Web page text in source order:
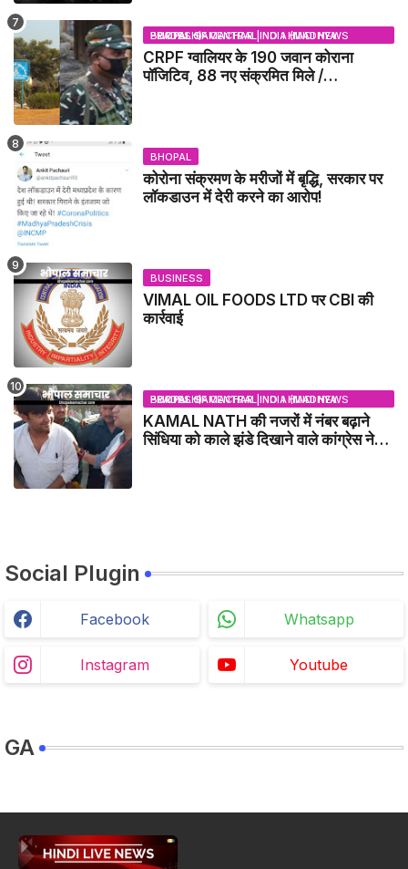
BHOPAL SAMACHAR | NO 1 HINDI NEWS PORTAL OF CENTRAL INDIA (MADHYA PRADESH)
CRPF ग्वालियर के 190 जवान कोराना
पॉजिटिव, 88 नए संक्रमित मिले /
BHOPAL
कोरोना संक्रमण के मरीजों में बृद्धि, सरकार पर
लॉकडाउन में देरी करने का आरोप!
BUSINESS
VIMAL OIL FOODS LTD पर CBI की
कार्रवाई
BHOPAL SAMACHAR | NO 1 HINDI NEWS PORTAL OF CENTRAL INDIA (MADHYA PRADESH)
KAMAL NATH की नजरों में नंबर बढ़ाने
सिंधिया को काले झंडे दिखाने वाले कांग्रेस नेता
Social Plugin
Facebook Whatsapp
Instagram Youtube
GA